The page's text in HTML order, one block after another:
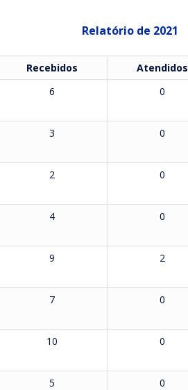
Relatório de 2021
Recebidos Atendidos
6 0
3 0
2 0
4 0
9 2
7 0
10 0
5 0